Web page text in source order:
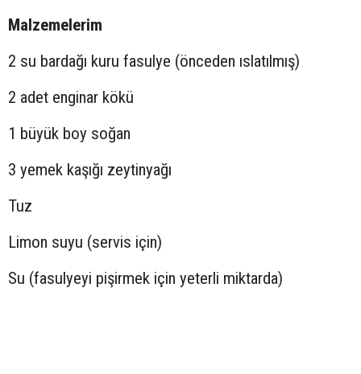
Malzemelerim
2 su bardağı kuru fasulye (önceden ıslatılmış)
2 adet enginar kökü
1 büyük boy soğan
3 yemek kaşığı zeytinyağı
Tuz
Limon suyu (servis için)
Su (fasulyeyi pişirmek için yeterli miktarda)